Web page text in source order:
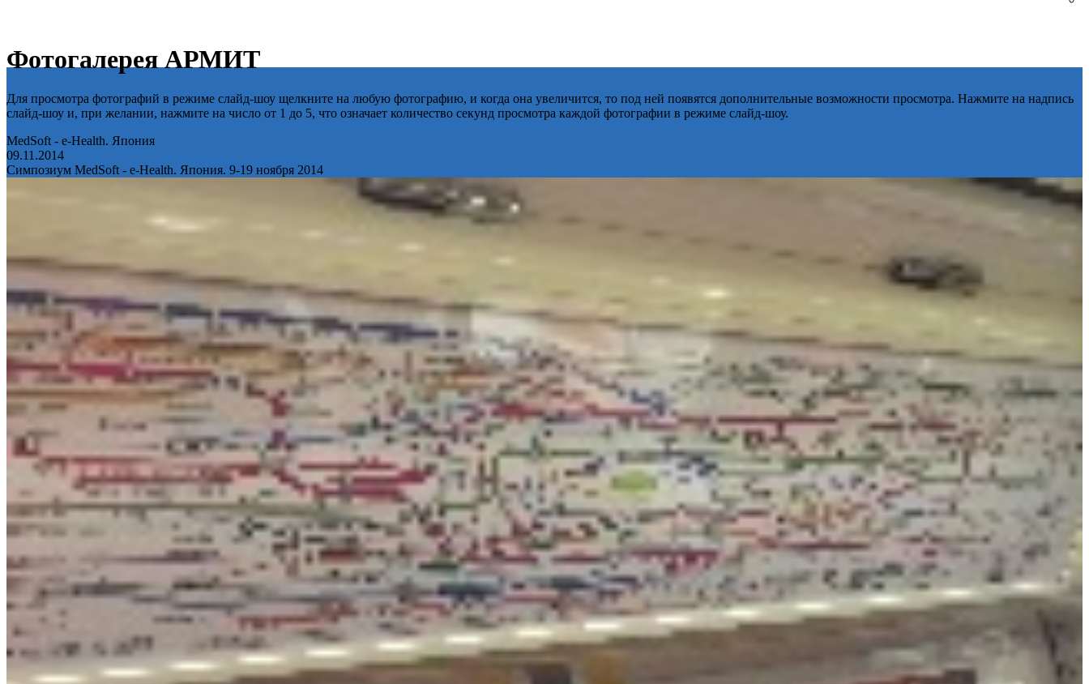
Фотогалерея АРМИТ
Для просмотра фотографий в режиме слайд-шоу щелкните на любую фотографию, и когда она увеличится, то под ней появятся дополнительные возможности просмотра. Нажмите на надпись
слайд-шоу и, при желании, нажмите на число от 1 до 5, что означает количество секунд просмотра каждой фотографии в режиме слайд-шоу.
MedSoft - e-Health. Япония
09.11.2014
Симпозиум MedSoft - e-Health. Япония. 9-19 ноября 2014